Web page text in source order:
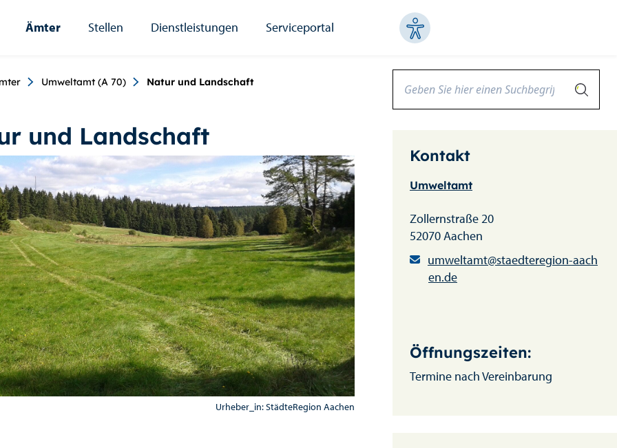
Ämter Stellen Dienstleistungen Serviceportal
Umweltamt (A 70) Natur und Landschaft
und Landschaft
Urheber_in: StädteRegion Aachen
Kontakt
Umweltamt
Zollernstraße 20
52070 Aachen
umweltamt@staedteregion-aach
en.de
Öffnungszeiten:
Termine nach Vereinbarung